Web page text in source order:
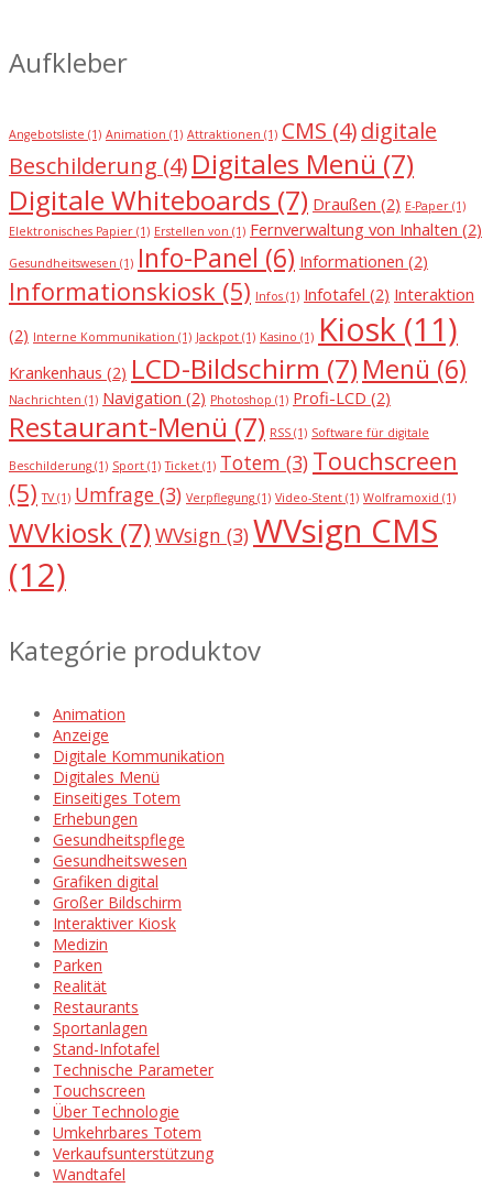
Aufkleber
Angebotsliste (1) Animation (1) Attraktionen (1) CMS (4)digitale
Beschilderung (4) Digitales Menü (7)
Digitale Whiteboards (7) Draußen (2) E-Paper (1)
Elektronisches Papier (1) Erstellen von (1) Fernverwaltung von Inhalten (2)
Gesundheitswesen (1) Info-Panel (6) Informationen (2)
Informationskiosk (5) Infos (1) Infotafel (2) Interaktion
(2) Interne Kommunikation (1) Jackpot (1) Kasino (1) Kiosk (11)
Krankenhaus (2) LCD-Bildschirm (7) Menü (6)
Nachrichten (1) Navigation (2) Photoshop (1) Profi-LCD (2)
Restaurant-Menü (7) RSS (1) Software für digitale
Beschilderung (1) Sport (1) Ticket (1) Totem (3) Touchscreen
(5) TV(1) Umfrage (3) Verpflegung (1) Video-Stent (1) Wolframoxid (1)
WVkiosk (7) WVsign (3)WVsign CMS
(12)
Kategórie produktov
Animation
Anzeige
Digitale Kommunikation
Digitales Menü
Einseitiges Totem
Erhebungen
Gesundheitspflege
Gesundheitswesen
Grafiken digital
Großer Bildschirm
Interaktiver Kiosk
Medizin
Parken
Realität
Restaurants
Sportanlagen
Stand-Infotafel
Technische Parameter
Touchscreen
Über Technologie
Umkehrbares Totem
Verkaufsunterstützung
Wandtafel